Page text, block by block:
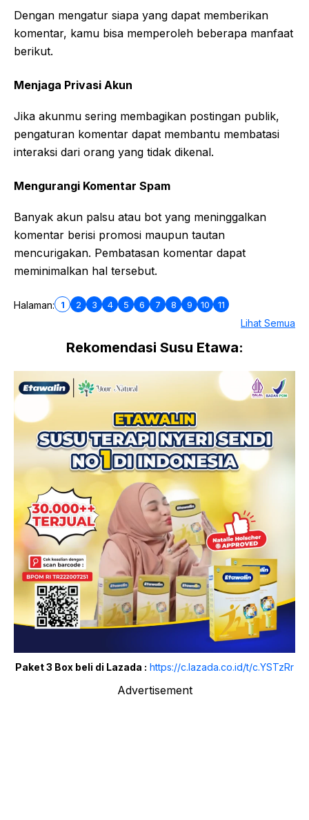
Dengan mengatur siapa yang dapat memberikan
komentar, kamu bisa memperoleh beberapa manfaat
berikut.
Menjaga Privasi Akun
Jika akunmu sering membagikan postingan publik,
pengaturan komentar dapat membantu membatasi
interaksi dari orang yang tidak dikenal.
Mengurangi Komentar Spam
Banyak akun palsu atau bot yang meninggalkan
komentar berisi promosi maupun tautan
mencurigakan. Pembatasan komentar dapat
meminimalkan hal tersebut.
Halaman: 1 2 3 4 5 6 7 8 9 10 11
Lihat Semua
Rekomendasi Susu Etawa:
Paket 3 Box beli di Lazada : https://c.lazada.co.id/t/c.YSTzRr
Advertisement